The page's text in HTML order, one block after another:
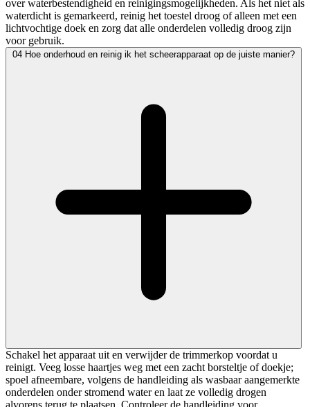
over waterbestendigheid en reinigingsmogelijkheden. Als het niet als
waterdicht is gemarkeerd, reinig het toestel droog of alleen met een
lichtvochtige doek en zorg dat alle onderdelen volledig droog zijn
voor gebruik.
04 Hoe onderhoud en reinig ik het scheerapparaat op de juiste manier?
Schakel het apparaat uit en verwijder de trimmerkop voordat u
reinigt. Veeg losse haartjes weg met een zacht borsteltje of doekje;
spoel afneembare, volgens de handleiding als wasbaar aangemerkte
onderdelen onder stromend water en laat ze volledig drogen